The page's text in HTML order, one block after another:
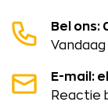
Bel ons:
E-mail:
Reactie